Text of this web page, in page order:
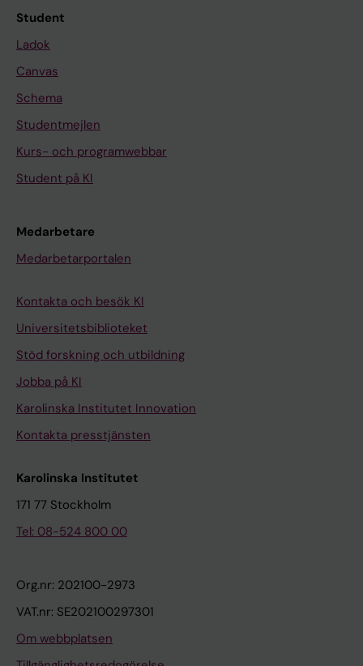
Student
Ladok
Canvas
Schema
Studentmejlen
Kurs- och programwebbar
Student på KI
Medarbetare
Medarbetarportalen
Kontakta och besök KI
Universitetsbiblioteket
Stöd forskning och utbildning
Jobba på KI
Karolinska Institutet Innovation
Kontakta presstjänsten
Karolinska Institutet
171 77 Stockholm
Tel: 08-524 800 00
Org.nr: 202100-2973
VAT.nr: SE202100297301
Om webbplatsen